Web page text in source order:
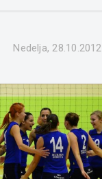
Nedelja, 28.10.2012